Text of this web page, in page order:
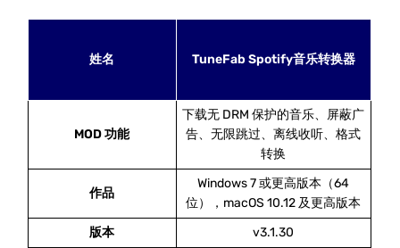
姓名 TuneFab Spotify音乐转换器
MOD 功能
下载无 DRM 保护的音乐、屏蔽广
告、无限跳过、离线收听、格式
转换
作品
Windows 7 或更高版本（64
位），macOS 10.12 及更高版本
版本
v3.1.30